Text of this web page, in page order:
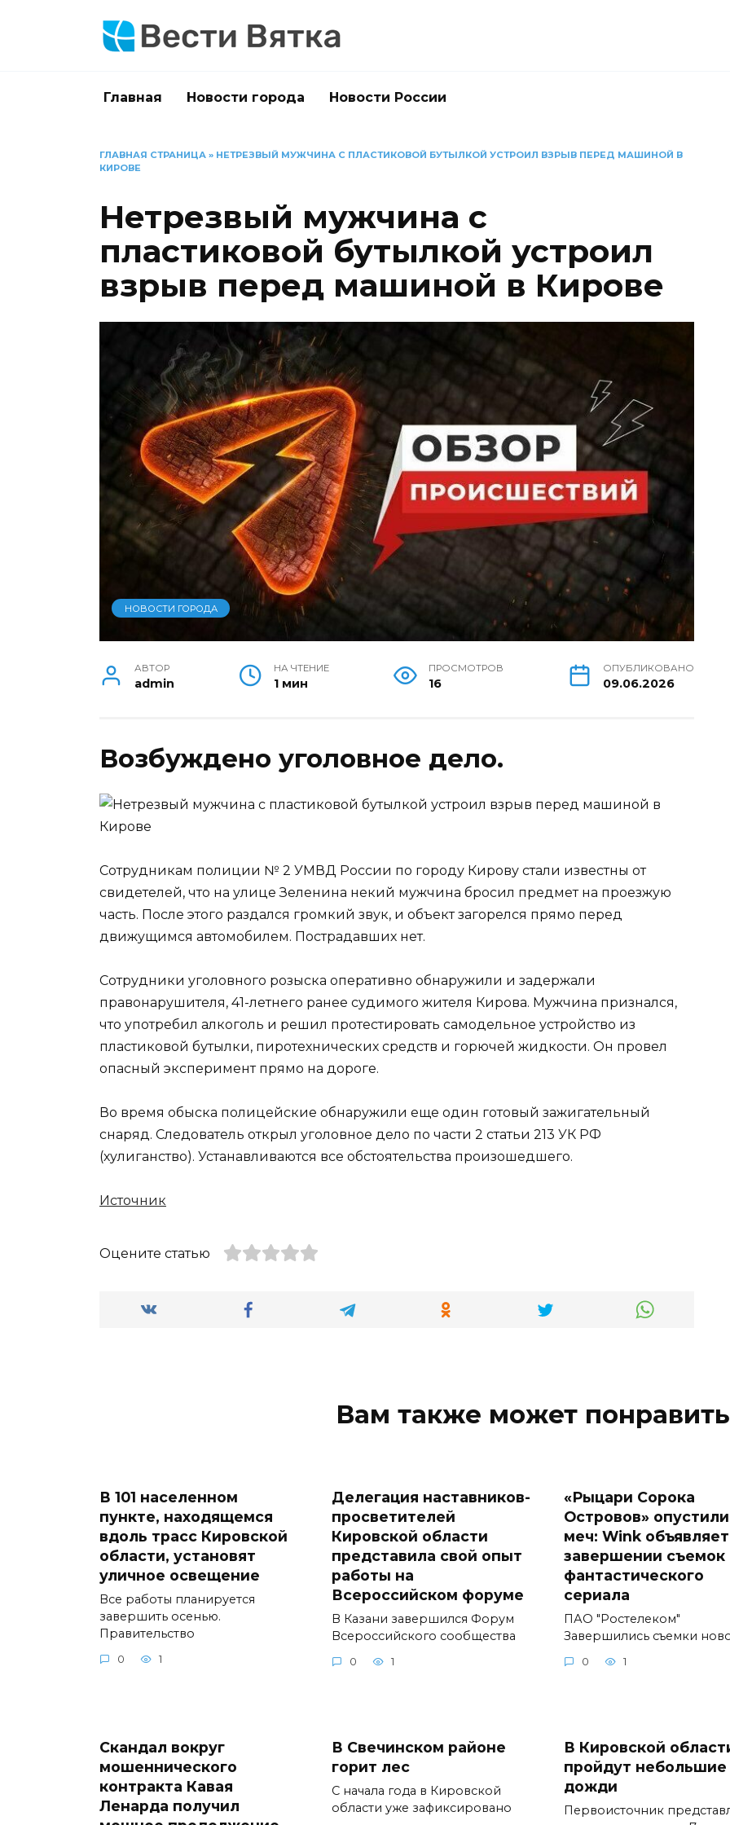
Главная Новости города Новости России
ГЛАВНАЯ СТРАНИЦА » НЕТРЕЗВЫЙ МУЖЧИНА С ПЛАСТИКОВОЙ БУТЫЛКОЙ УСТРОИЛ ВЗРЫВ ПЕРЕД МАШИНОЙ В
КИРОВЕ
Нетрезвый мужчина с
пластиковой бутылкой устроил
взрыв перед машиной в Кирове
НОВОСТИ ГОРОДА
АВТОР
admin
НА ЧТЕНИЕ
1 мин
ПРОСМОТРОВ
16
ОПУБЛИКОВАНО
09.06.2026
Возбуждено уголовное дело.
Сотрудникам полиции № 2 УМВД России по городу Кирову стали известны от
свидетелей, что на улице Зеленина некий мужчина бросил предмет на проезжую
часть. После этого раздался громкий звук, и объект загорелся прямо перед
движущимся автомобилем. Пострадавших нет.
Сотрудники уголовного розыска оперативно обнаружили и задержали
правонарушителя, 41-летнего ранее судимого жителя Кирова. Мужчина признался,
что употребил алкоголь и решил протестировать самодельное устройство из
пластиковой бутылки, пиротехнических средств и горючей жидкости. Он провел
опасный эксперимент прямо на дороге.
Во время обыска полицейские обнаружили еще один готовый зажигательный
снаряд. Следователь открыл уголовное дело по части 2 статьи 213 УК РФ
(хулиганство). Устанавливаются все обстоятельства произошедшего.
Источник
Оцените статью
Вам также может
В 101 населенном
пункте, находящемся
вдоль трасс Кировской
области, установят
уличное освещение
Все работы планируется
завершить осенью.
Правительство
0 1
Делегация наставников-
просветителей
Кировской области
представила свой опыт
работы на
Всероссийском форуме
В Казани завершился Форум
Всероссийского сообщества
0 1
«Рыцари Сорока
Островов» опустили
меч: Wink
завершении съемок
фантастического
сериала
ПАО "Ростелеком"
Завершились съемки
0 1
Скандал вокруг
мошеннического
контракта Кавая
Ленарда получил
В Свечинском районе
горит лес
С начала года в Кировской
области уже зафиксировано
В Кировской
пройдут небольшие
дожди
Первоисточник